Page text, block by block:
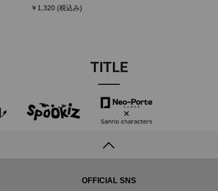
￥1,320 (税込み)
TITLE
OFFICIAL SNS